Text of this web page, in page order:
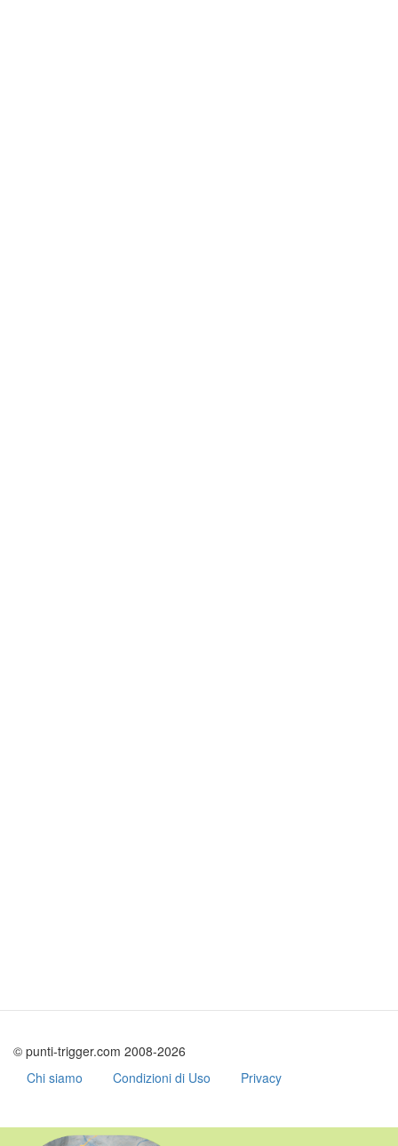
© punti-trigger.com 2008-2026
Chi siamo
Condizioni di Uso Privacy